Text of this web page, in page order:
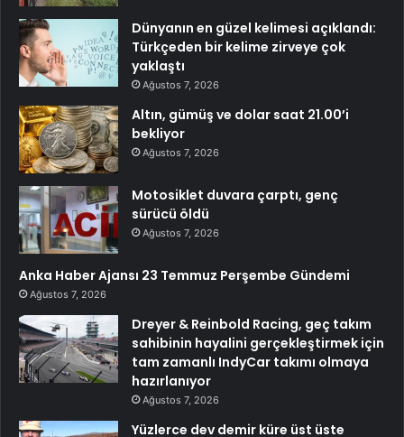
Dünyanın en güzel kelimesi açıklandı:
Türkçeden bir kelime zirveye çok
yaklaştı
Ağustos 7, 2026
Altın, gümüş ve dolar saat 21.00’i
bekliyor
Ağustos 7, 2026
Motosiklet duvara çarptı, genç
sürücü öldü
Ağustos 7, 2026
Anka Haber Ajansı 23 Temmuz Perşembe Gündemi
Ağustos 7, 2026
Dreyer & Reinbold Racing, geç takım
sahibinin hayalini gerçekleştirmek için
tam zamanlı IndyCar takımı olmaya
hazırlanıyor
Ağustos 7, 2026
Yüzlerce dev demir küre üst üste